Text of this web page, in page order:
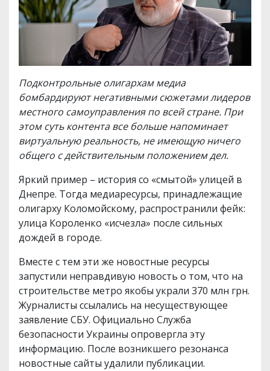
Подконтрольные олигархам медиа
бомбардируют негативными сюжетами лидеров
местного самоуправления по всей стране. При
этом суть контента все больше напоминает
виртуальную реальность, не имеющую ничего
общего с действительным положением дел.
Яркий пример – история со «смытой» улицей в
Днепре. Тогда медиаресурсы, принадлежащие
олигарху Коломойскому, распространили фейк:
улица Короленко «исчезла» после сильных
дождей в городе.
Вместе с тем эти же новостные ресурсы
запустили неправдивую новость о том, что на
строительстве метро якобы украли 370 млн грн.
Журналисты ссылались на несуществующее
заявление СБУ. Официально Служба
безопасности Украины опровергла эту
информацию. После возникшего резонанса
новостные сайты удалили публикации.